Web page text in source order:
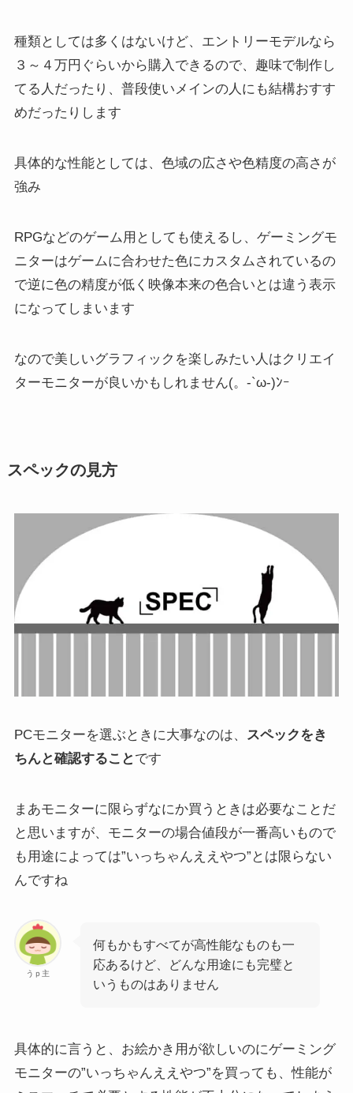
種類としては多くはないけど、エントリーモデルなら
３～４万円 ぐらいから購入できるので、趣味で制作し
てる人だったり、普段使いメインの人にも結構おすす
めだったりします
具体的な性能としては、色域の広さや色精度の高さが
強み
RPGなどのゲーム用としても使えるし、ゲーミングモ
ニターはゲームに合わせた色にカスタムされているの
で逆に色の精度が低く映像本来の色合いとは違う表示
になってしまいます
なので美しいグラフィックを楽しみたい人はクリエイ
ターモニターが良いかもしれません(。-`ω-)ﾝｰ
スペックの見方
PCモニターを選ぶときに大事なのは、 スペックをき
ちんと確認すること です
まあモニターに限らずなにか買うときは必要なことだ
と思いますが、モニターの場合値段が一番高いもので
も用途によっては”いっちゃんええやつ”とは限らない
んですね
うｐ主
何もかもすべてが高性能なものも一
応あるけど、どんな用途にも完璧と
いうものはありません
具体的に言うと、 お絵かき用が欲しいのにゲーミング
モニターの”いっちゃんええやつ”を買っても、性能が